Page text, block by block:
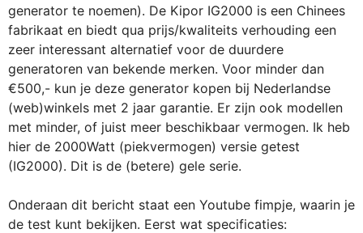
generator te noemen). De Kipor IG2000 is een Chinees
fabrikaat en biedt qua prijs/kwaliteits verhouding een
zeer interessant alternatief voor de duurdere
generatoren van bekende merken. Voor minder dan
€500,- kun je deze generator kopen bij Nederlandse
(web)winkels met 2 jaar garantie. Er zijn ook modellen
met minder, of juist meer beschikbaar vermogen. Ik heb
hier de 2000Watt (piekvermogen) versie getest
(IG2000). Dit is de (betere) gele serie.
Onderaan dit bericht staat een Youtube fimpje, waarin je
de test kunt bekijken. Eerst wat specificaties: